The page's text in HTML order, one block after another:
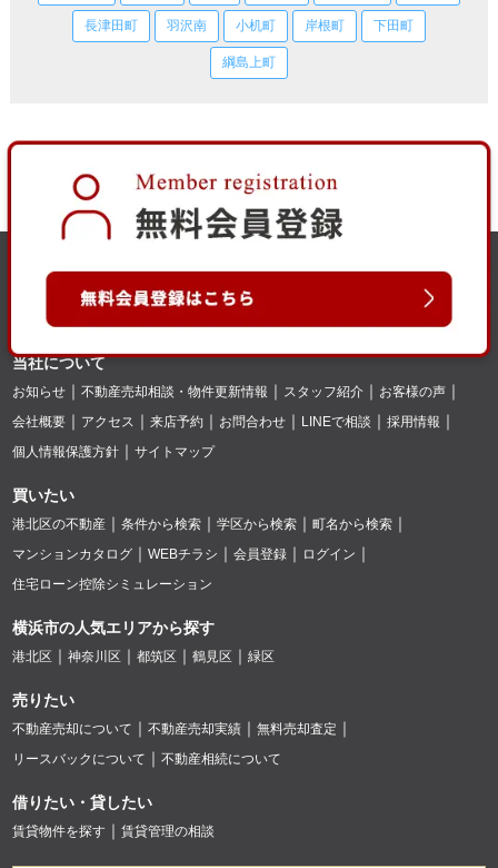
長津田町 羽沢南 小机町 岸根町 下田町
綱島上町
当社について
お知らせ 不動産売却相談・物件更新情報 スタッフ紹介
お客様の声
会社概要
アクセス 来店予約 お問合わせ LINEで相談
採用情報
個人情報保護方針
サイトマップ
買いたい
港北区の不動産 条件から検索 学区から検索
町名から検索
マンションカタログ
WEBチラシ 会員登録
ログイン
住宅ローン控除シミュレーション
横浜市の人気エリアから探す
港北区 神奈川区 都筑区 鶴見区 緑区
売りたい
不動産売却について 不動産売却実績
無料売却査定
リースバックについて
不動産相続について
借りたい・貸したい
賃貸物件を探す 賃貸管理の相談